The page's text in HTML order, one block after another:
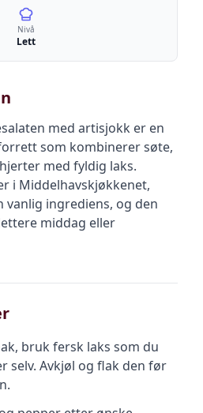
Nivå
Lett
med artisjokk er en
som kombinerer søte,
med fyldig laks.
i Middelhavskjøkkenet,
vanlig ingrediens, og den
middag eller
bruk fersk laks som du
selv. Avkjøl og flak den før